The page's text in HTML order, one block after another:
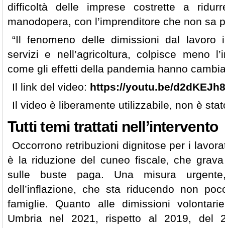
difficoltà delle imprese costrette a
manodopera, con l’imprenditore che non sa
“Il fenomeno delle dimissioni dal lavoro
servizi e nell’agricoltura, colpisce meno
come gli effetti della pandemia hanno
Il link del video: https://youtu.be/
Il video è liberamente utilizzabile, non è
Tutti temi trattati nell’intervento
Occorrono retribuzioni dignitose per i
è la riduzione del cuneo fiscale, che
sulle buste paga. Una misura
dell’inflazione, che sta riducendo non
famiglie. Quanto alle dimissioni
Umbria nel 2021, rispetto al 2019, del